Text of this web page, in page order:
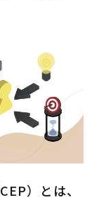
）とは、